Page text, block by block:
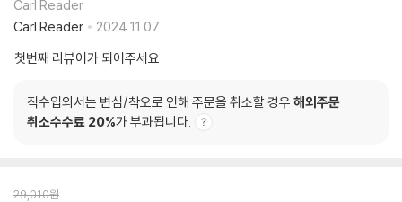
Carl Reader
Carl Reader
2024.11.07.
첫번째 리뷰어가 되어주세요
직수입외서는 변심/착오로 인해 주문을 취소할 경우 해외주문
취소수수료 20%가 부과됩니다.
29,010원